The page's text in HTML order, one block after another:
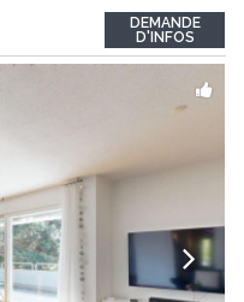
habitable utile de plus
DEMANDE
D'INFOS